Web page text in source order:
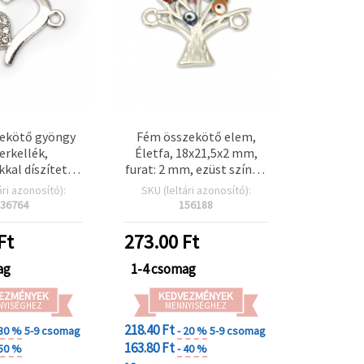
gyöngy
díszített
színű,
mm, furat: 2
azonosító):
%5-9 csomag
%
Fém összekötő elem,
Életfa, 18x21,5x2 mm,
furat: 2 mm, ezüst színű -
2 db
SKU (leltári azonosító):
156188
273.00Ft
1-4 csomag
KEDVEZMÉNYEK
MENNYISÉGHEZ
218.40 Ft- 20 %5-9 csomag
163.80 Ft- 40 %